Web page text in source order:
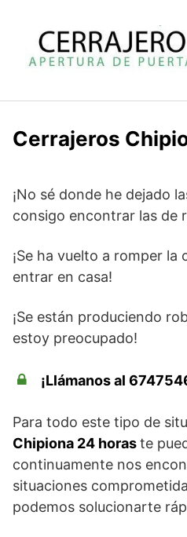
contenido
Cerrajeros
¡No sé donde he dejado
consigo encontrar las de
¡Se ha vuelto a romper la
entrar en casa!
¡Se están produciendo
estoy preocupado!
¡Llámanos al
Para todo este tipo de
Chipiona 24 horaste
continuamente nos
situaciones
podemos solucionarte